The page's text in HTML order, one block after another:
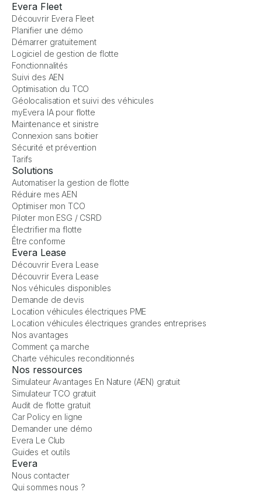
Evera Fleet
Découvrir Evera Fleet
Planifier une démo
Démarrer gratuitement
Logiciel de gestion de flotte
Fonctionnalités
Suivi des AEN
Optimisation du TCO
Géolocalisation et suivi des véhicules
myEvera IA pour flotte
Maintenance et sinistre
Connexion sans boitier
Sécurité et prévention
Tarifs
Solutions
Automatiser la gestion de flotte
Réduire mes AEN
Optimiser mon TCO
Piloter mon ESG / CSRD
Électrifier ma flotte
Être conforme
Evera Lease
Découvrir Evera Lease
Découvrir Evera Lease
Nos véhicules disponibles
Demande de devis
Location véhicules électriques PME
Location véhicules électriques grandes entreprises
Nos avantages
Comment ça marche
Charte véhicules reconditionnés
Nos ressources
Simulateur Avantages En Nature (AEN) gratuit
Simulateur TCO gratuit
Audit de flotte gratuit
Car Policy en ligne
Demander une démo
Evera Le Club
Guides et outils
Evera
Nous contacter
Qui sommes nous ?